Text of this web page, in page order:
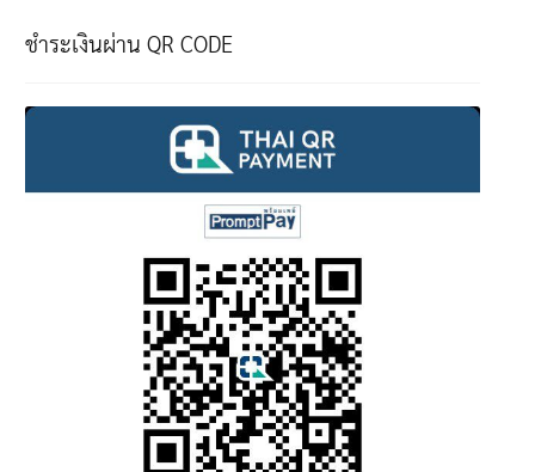
ชำระเงินผ่าน QR CODE